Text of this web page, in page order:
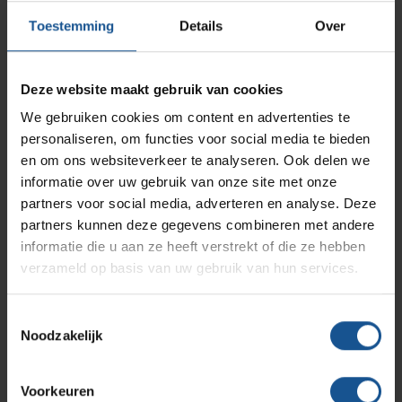
Toestemming Details Over
Deze website maakt gebruik van cookies
We gebruiken cookies om content en advertenties te
personaliseren, om functies voor social media te bieden
en om ons websiteverkeer te analyseren. Ook delen we
informatie over uw gebruik van onze site met onze
partners voor social media, adverteren en analyse. Deze
partners kunnen deze gegevens combineren met andere
informatie die u aan ze heeft verstrekt of die ze hebben
verzameld op basis van uw gebruik van hun services.
Noodzakelijk
Voorkeuren
Branche
Zorginstellingen
Breedte
1410
Diepte
725
Hoogte
995
Hammerlit
Anti-statisch, Naadloos en glad afgewerkt, Stevige rvs
Branches
Ziekenhuizen en klinieken
Solutions
RVS Werkplekinrichting
Modulaire Inrichtingssystemen
Productlijnen
Medische afvalverpakkingen
Infectiepreventie en hygiëne
Opslagmogelijkheden
Assortiment
Onze merken
Hammerlit
Septodry
Metro
Zarges
AP Medical
Contact
Ons team
Klantcases
Vacatures